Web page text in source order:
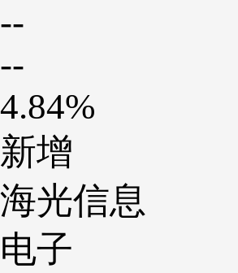
--
--
4.84%
新增
海光信息
电子